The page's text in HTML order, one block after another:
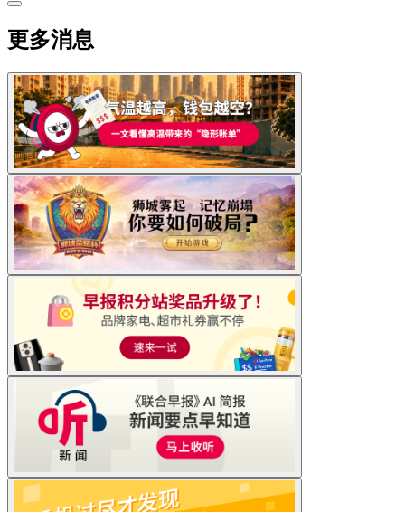
更多消息